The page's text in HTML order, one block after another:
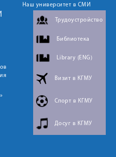
Наш университет в СМИ
Трудоустройство
Библиотека
Library (ENG)
Визит в КГМУ
Спорт в КГМУ
Досуг в КГМУ